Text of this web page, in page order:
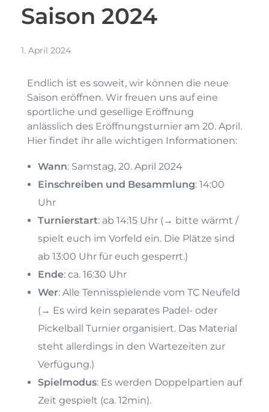
Saison 2024
1. April 2024
Endlich ist es soweit, wir können die neue
Saison eröffnen. Wir freuen uns auf eine
sportliche und gesellige Eröffnung
anlässlich des Eröffnungsturnier am 20. April.
Hier findet ihr alle wichtigen Informationen:
Wann: Samstag, 20. April 2024
Einschreiben und Besammlung: 14:00
Uhr
Turnierstart: ab 14:15 Uhr (→ bitte wärmt /
spielt euch im Vorfeld ein. Die Plätze sind
ab 13:00 Uhr für euch gesperrt.)
Ende: ca. 16:30 Uhr
Wer: Alle Tennisspielende vom TC Neufeld
(→ Es wird kein separates Padel- oder
Pickelball Turnier organisiert. Das Material
steht allerdings in den Wartezeiten zur
Verfügung.)
Spielmodus: Es werden Doppelpartien auf
Zeit gespielt (ca. 12min).